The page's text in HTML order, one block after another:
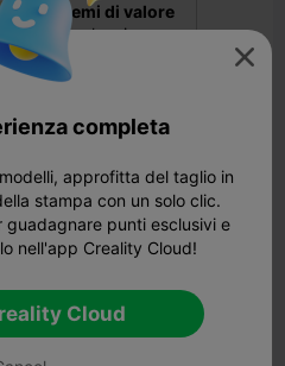
con
premi di valore
in alcuni
Premi in denaro,
vincere,
di ottenere una
stampante 3D gratuita!

completa
approfitta del taglio in
stampa con un solo clic.
punti esclusivi e
nell'app Creality Cloud!
Cloud